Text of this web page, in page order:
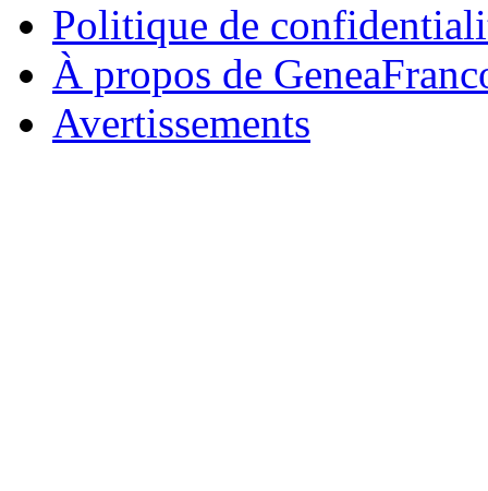
Politique de
À propos de
Avertissements